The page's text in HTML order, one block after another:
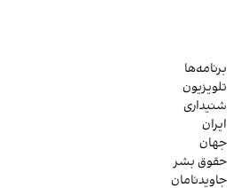
برنامه‌ها
تلویزیون
شنیداری
ایران
جهان
حقوق بشر
جاویدنامان